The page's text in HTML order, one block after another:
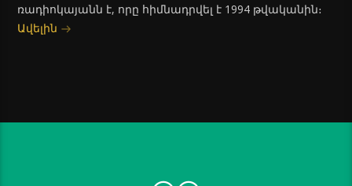
ռադիոկայանն է, որը հիմնադրվել է 1994 թվականին։
Ավելին